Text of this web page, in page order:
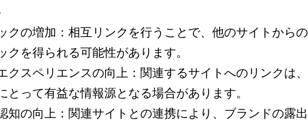
クの増加：相互リンクを行うことで、他のサイトからの
クを得られる可能性があります。
クスペリエンスの向上：関連するサイトへのリンクは、
とって有益な情報源となる場合があります。
知の向上：関連サイトとの連携により、ブランドの露出